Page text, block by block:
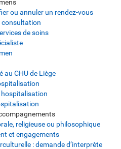
ou annuler un rendez-vous
consultation
de soins
au CHU de Liège
religieuse ou philosophique
et engagements
: demande d’interprète